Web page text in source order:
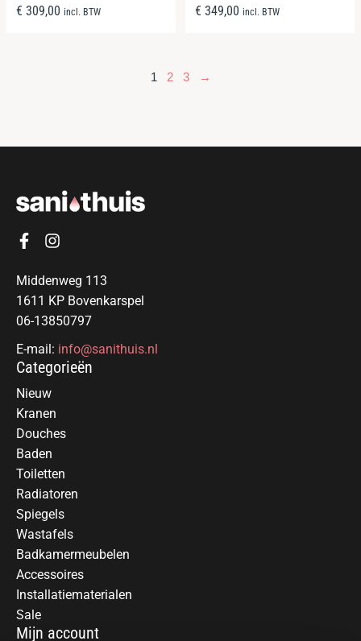
€ 309,00 incl. BTW
€ 349,00 incl. BTW
1 2 3 →
Middenweg 113
1611 KP Bovenkarspel
06-13850797
E-mail: info@sanithuis.nl
Categorieën
Nieuw
Kranen
Douches
Baden
Toiletten
Radiatoren
Spiegels
Wastafels
Badkamermeubelen
Accessoires
Installatiematerialen
Sale
Mijn account